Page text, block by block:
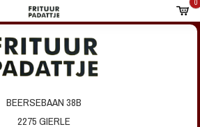
BEERSEBAAN 38B
2275 GIERLE